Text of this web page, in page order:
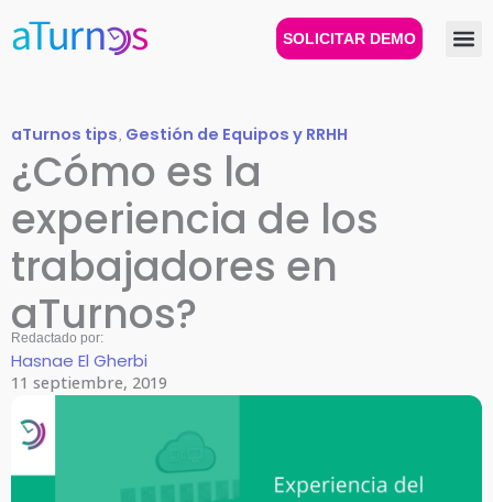
SOLICITAR DEMO
aTurnos tips, Gestión de Equipos y RRHH
¿Cómo es la
experiencia de los
trabajadores en
aTurnos?
Redactado por:
Hasnae El Gherbi
11 septiembre, 2019